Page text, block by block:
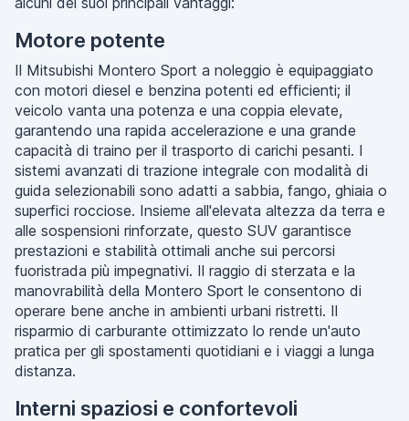
Motore potente
Il Mitsubishi Montero Sport a noleggio è equipaggiato
con motori diesel e benzina potenti ed efficienti; il
veicolo vanta una potenza e una coppia elevate,
garantendo una rapida accelerazione e una grande
capacità di traino per il trasporto di carichi pesanti. I
sistemi avanzati di trazione integrale con modalità di
guida selezionabili sono adatti a sabbia, fango, ghiaia o
superfici rocciose. Insieme all'elevata altezza da terra e
alle sospensioni rinforzate, questo SUV garantisce
prestazioni e stabilità ottimali anche sui percorsi
fuoristrada più impegnativi. Il raggio di sterzata e la
manovrabilità della Montero Sport le consentono di
operare bene anche in ambienti urbani ristretti. Il
risparmio di carburante ottimizzato lo rende un'auto
pratica per gli spostamenti quotidiani e i viaggi a lunga
distanza.
Interni spaziosi e confortevoli